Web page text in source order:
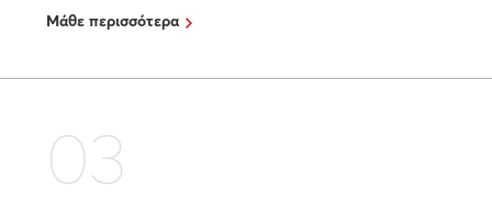
Μάθε περισσότερα
03